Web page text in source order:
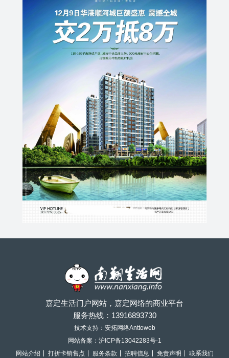
嘉定生活门户网站，嘉定网络的商业平台
服务热线： 13916893730
技术支持：安拓网络Anttoweb
网站备案： 沪ICP备13042283号-1
网站介绍
打折卡销售点 服务条款 招聘信息 免责声明 联系我们